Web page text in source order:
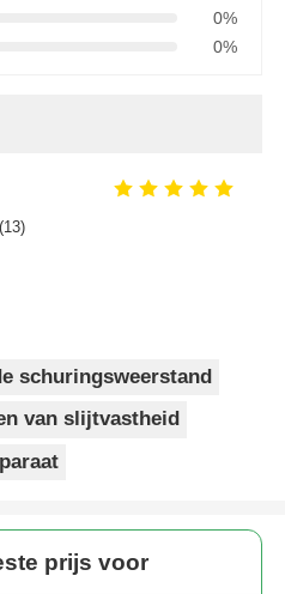
0%
0%
schuringsweerstand
van slijtvastheid
prijs voor